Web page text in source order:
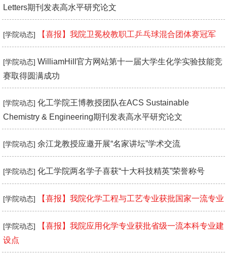
Letters期刊发表高水平研究论文
[学院动态] 【喜报】我院卫冕校教职工乒乓球混合团体赛冠军
[学院动态]WilliamHill官方网站第十一届大学生化学实验技能竞
赛取得圆满成功
[学院动态]化工学院王博教授团队在ACS Sustainable
Chemistry & Engineering期刊发表高水平研究论文
[学院动态]余江龙教授应邀开展“名家讲坛”学术交流
[学院动态]化工学院两名学子喜获“十大科技精英”荣誉称号
[学院动态] 【喜报】我院化学工程与工艺专业获批国家一流专业
[学院动态]
【喜报】我院应用化学专业获批省级一流本科专业建
设点